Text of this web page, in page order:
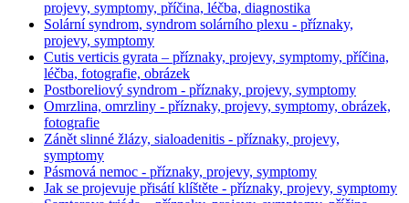
projevy, symptomy, příčina, léčba, diagnostika
Solární syndrom, syndrom solárního plexu - příznaky,
projevy, symptomy
Cutis verticis gyrata – příznaky, projevy, symptomy, příčina,
léčba, fotografie, obrázek
Postboreliový syndrom - příznaky, projevy, symptomy
Omrzlina, omrzliny - příznaky, projevy, symptomy, obrázek,
fotografie
Zánět slinné žlázy, sialoadenitis - příznaky, projevy,
symptomy
Pásmová nemoc - příznaky, projevy, symptomy
Jak se projevuje přisátí klíštěte - příznaky, projevy, symptomy